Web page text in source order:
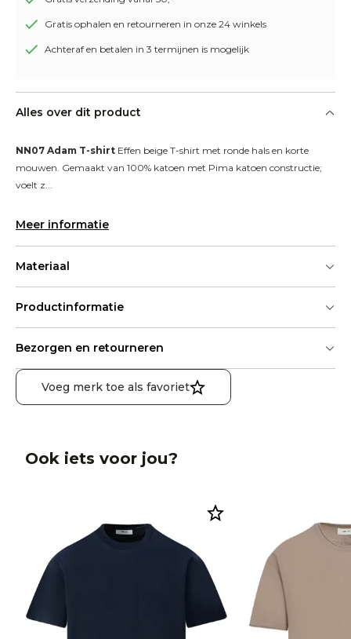
Gratis ophalen en retourneren in onze 24 winkels
Achteraf en betalen in 3 termijnen is mogelijk
Alles over dit product
NN07 Adam T-shirt Effen beige T-shirt met ronde hals en korte
mouwen. Gemaakt van 100% katoen met Pima katoen constructie;
voelt z...
Meer informatie
Materiaal
Productinformatie
Bezorgen en retourneren
Voeg merk toe als favoriet
Ook iets voor jou?